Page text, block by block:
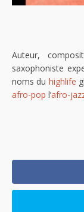
Auteur,
saxophoniste
noms du highlife
afro-pop l’afro-